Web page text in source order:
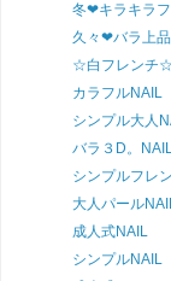
冬❤キラキラ
久々❤バラ上
☆白フレンチ☆
カラフルNAIL
シンプル大人
バラ３D。
シンプルフレン
大人パール
成人式NAIL
シンプルNAIL